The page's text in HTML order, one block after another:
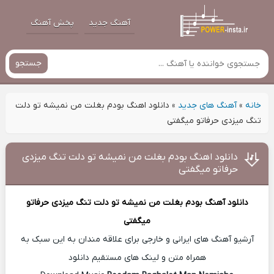
آهنگ جدید پخش آهنگ
جستجو
خانه»آهنگ های جدید » دانلود اهنگ بودم بغلت من نمیشه تو دلت
تنگ میزدی حرفاتو میگفتی
دانلود اهنگ بودم بغلت من نمیشه تو دلت تنگ میزدی
حرفاتو میگفتی
دانلود آهنگ بودم بغلت من نمیشه تو دلت تنگ میزدی حرفاتو
میگفتی
آرشیو آهنگ های ایرانی و خارجی برای علاقه مندان به این سبک به
همراه متن و لینک های مستقیم دانلود